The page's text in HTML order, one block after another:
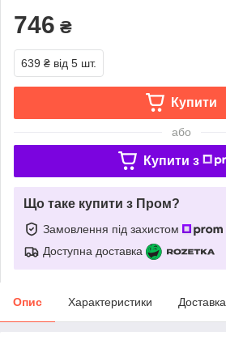
746 ₴
639 ₴ від 5 шт.
Купити
або
Купити з
Що таке купити з Пром?
Замовлення під захистом
Доступна доставка
Опис Характеристики Доставка